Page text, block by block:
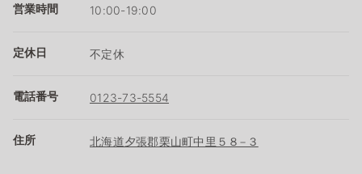
営業時間 10:00-19:00
定休日 不定休
電話番号 0123-73-5554
住所 北海道夕張郡栗山町中里５８−３